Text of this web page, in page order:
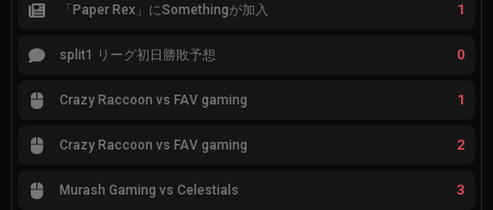
「Paper Rex」にSomethingが加入 1
split1 リーグ初日勝敗予想 0
Crazy Raccoon vs FAV gaming 1
Crazy Raccoon vs FAV gaming 2
Murash Gaming vs Celestials 3